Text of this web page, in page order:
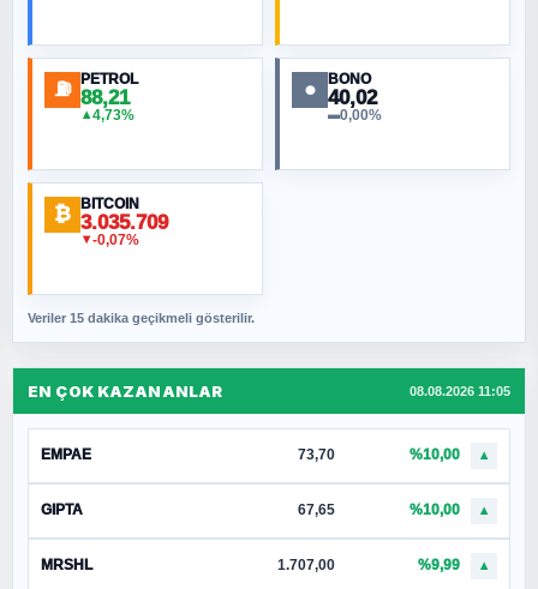
⛽ PETROL
88,21
▲4,73%
● BONO
40,02
▬0,00%
₿ BITCOIN
3.035.709
▼-0,07%
Veriler 15 dakika geçikmeli gösterilir.
EN ÇOK KAZANANLAR 08.08.2026 11:05
EMPAE 73,70 %10,00 ▲
GIPTA 67,65 %10,00 ▲
MRSHL 1.707,00 %9,99 ▲